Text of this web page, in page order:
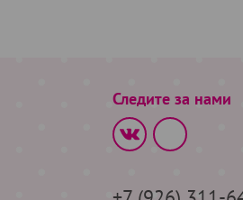
Следите за нами